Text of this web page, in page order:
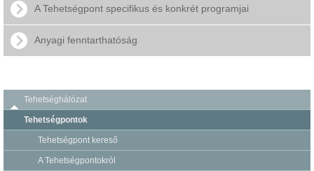
A Tehetségpont specifikus és konkrét programjai
Anyagi fenntarthatóság
Tehetséghálózat
Tehetségpontok
Tehetségpont kereső
A Tehetségpontokról